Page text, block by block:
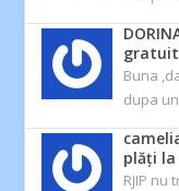
gratuit
Buna
dupa
plăți la
RJIP